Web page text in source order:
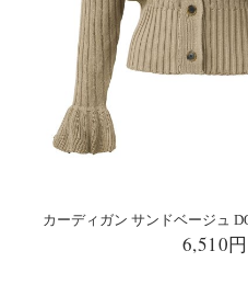
カーディガン サンドベージュ
6,510円